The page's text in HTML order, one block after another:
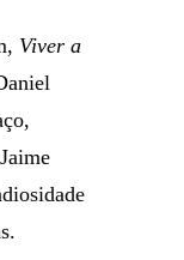
Viver a